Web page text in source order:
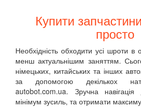
Купити
просто
Необхідність обходити усі шроти в
менш актуальнішим заняттям.
німецьких, китайських та інших
за допомогою декількох
autobot.com.ua. Зручна
мінімум зусиль, та отримати